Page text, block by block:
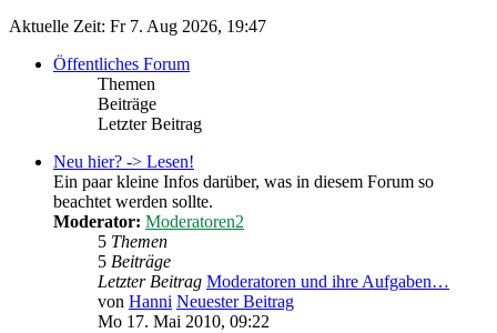
Aktuelle Zeit: Fr 7. Aug 2026, 19:47
Öffentliches Forum
Themen
Beiträge
Letzter Beitrag
Neu hier? -> Lesen!
Ein paar kleine Infos darüber, was in diesem Forum so
beachtet werden sollte.
Moderator: Moderatoren2
5 Themen
5 Beiträge
Letzter Beitrag Moderatoren und ihre Aufgaben…
von Hanni Neuester Beitrag
Mo 17. Mai 2010, 09:22